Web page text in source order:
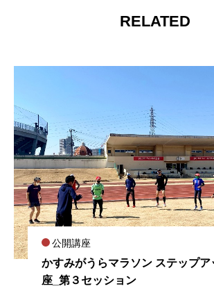
RELATED
公開講座
かすみがうらマラソン ステップア
座_第３セッション